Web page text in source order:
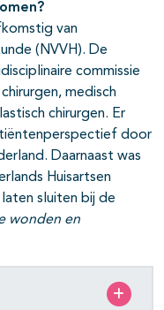
van
(NVVH). De
commissie
medisch
chirurgen. Er
door
Daarnaast was
Huisartsen
sluiten bij de
wonden en